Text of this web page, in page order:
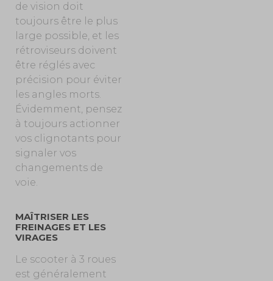
de vision doit
toujours être le plus
large possible, et les
rétroviseurs doivent
être réglés avec
précision pour éviter
les angles morts.
Évidemment, pensez
à toujours actionner
vos clignotants pour
signaler vos
changements de
voie.
MAÎTRISER LES
FREINAGES ET LES
VIRAGES
Le scooter à 3 roues
est généralement